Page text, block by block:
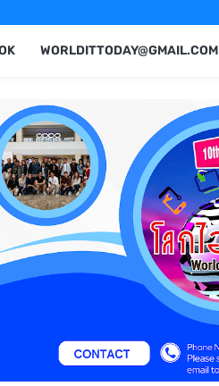
WORLDITTODAY@GMAIL.COM